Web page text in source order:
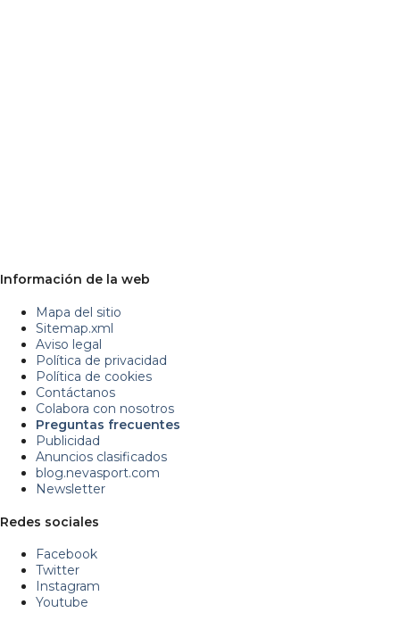
Información de la web
Mapa del sitio
Sitemap.xml
Aviso legal
Política de privacidad
Política de cookies
Contáctanos
Colabora con nosotros
Preguntas frecuentes
Publicidad
Anuncios clasificados
blog.nevasport.com
Newsletter
Redes sociales
Facebook
Twitter
Instagram
Youtube